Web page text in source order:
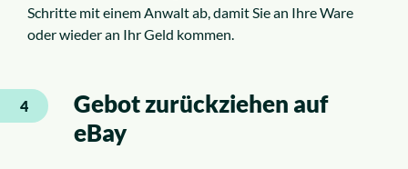
Schritte mit einem Anwalt ab, damit Sie an Ihre Ware
oder wieder an Ihr Geld kommen.
4
Gebot zurückziehen auf
eBay